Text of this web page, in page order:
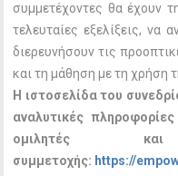
συμμετέχοντες θα έχουν
τελευταίες εξελίξεις, να
διερευνήσουν τις
και τη μάθηση με τη χρήση
Η ιστοσελίδα του
αναλυτικές
ομιλητές
συμμετοχής: https://